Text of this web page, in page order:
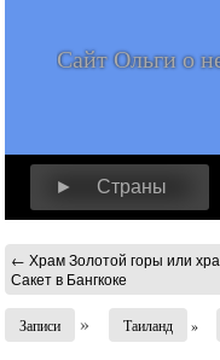
Сайт Ольги о
► Страны
← Храм Золотой горы или
Сакет в Бангкоке
Записи » Таиланд »